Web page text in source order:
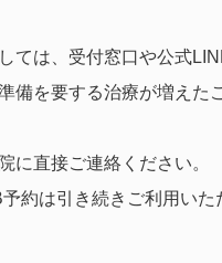
ては、受付窓口や公式
備を要する治療が増え
に直接ご連絡ください。
約は引き続きご利用いた